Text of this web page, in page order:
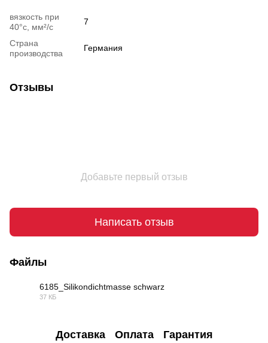
вязкость при
40°c, мм²/с
7
Страна
производства
Германия
Отзывы
Добавьте первый отзыв
Написать отзыв
Файлы
6185_Silikondichtmasse schwarz
37 КБ
Доставка Оплата Гарантия